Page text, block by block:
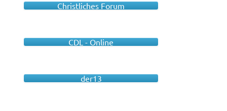
Christliches Forum
CDL - Online
der13